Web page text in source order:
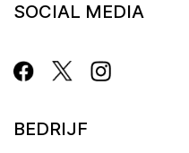
SOCIAL MEDIA
BEDRIJF